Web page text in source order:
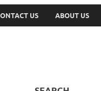
US ABOUT US